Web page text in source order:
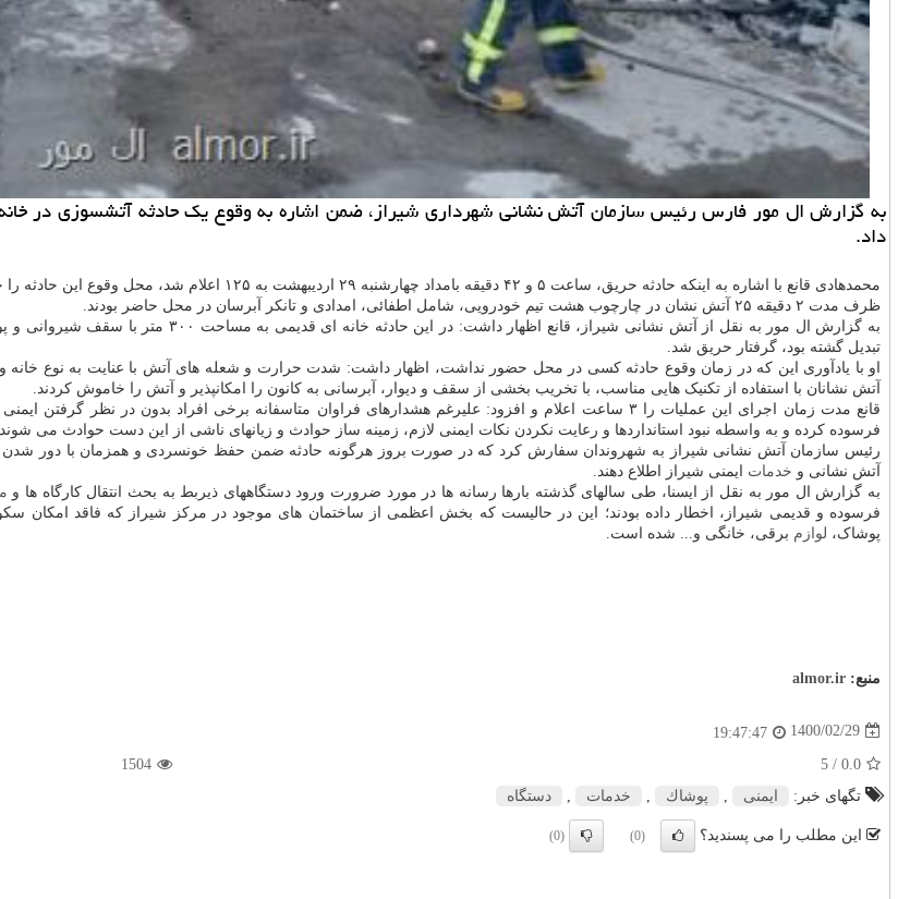
به گزارش ال مور فارس رئیس سازمان آتش نشانی شهرداری شیراز، ضمن اشاره به وقوع یک حادثه آتشسوزی در
داد.
محمدهادی قانع با اشاره به اینکه حادثه حریق، ساعت ۵ و ۴۲
ظرف مدت ۲ دقیقه ۲۵ آتش نشان در چارچوب هشت تیم خودرویی، شامل اطفائی، امدادی و تانکر آبرسان در محل حاضر بودند.
به گزارش ال مور به نقل از آتش نشانی شیراز،
تبدیل گشته بود، گرفتار حریق شد.
او با یادآوری این که در زمان وقوع حادثه کسی در محل حضور نداشت، اظهار داشت: شدت حرارت و شعله های آتش با عنایت به نوع خانه و
آتش نشانان با استفاده از تکنیک هایی مناسب، با تخریب بخشی از سقف و دیوار، آبرسانی به کانون را امکانپذیر و آتش را خاموش کردند.
قانع مدت زمان اجرای این عملیات را ۳ ساعت اعلام و افزود: علیرغم هشدارهای فراوان متاسفانه برخی افراد
فرسوده کرده و به واسطه نبود استانداردها و رعایت نکردن نکات ایمنی لازم، زمینه ساز حوادث و زیانهای ناشی از این دست حوادث می
آتش نشانی و خدمات ایمنی شیراز اطلاع دهند.
به گزارش ال مور به نقل از ایسنا، طی سالهای گذشته بارها رسانه ها در مورد ضرورت ورود دستگاههای ذیربط به بحث انتقال کارگاه ها و
فرسوده و قدیمی شیراز، اخطار داده بودند؛ این در حالیست که بخش اعظمی از ساختمان های موجود در مرکز شیراز که فاقد امکان
پوشاک، لوازم برقی، خانگی و... شده است.
منبع: almor.ir
1400/02/29
19:47:47
0.0
/ 5
1504
تگهای خبر:
ایمنی پوشاك خدمات دستگاه
این مطلب را می پسندید؟ (0)
(0)